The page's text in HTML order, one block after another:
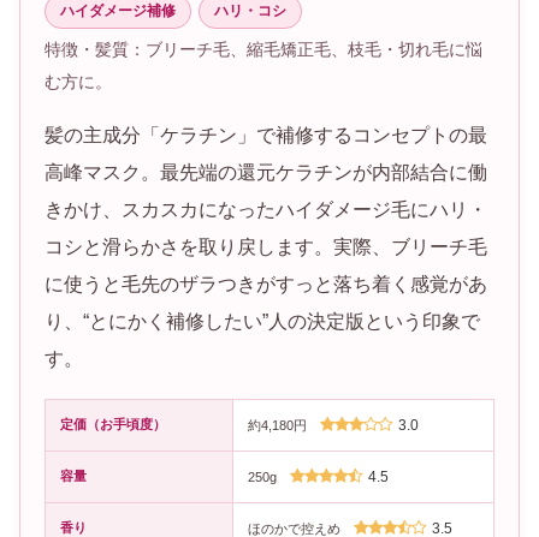
ハイダメージ補修 ハリ・コシ
特徴・髪質：ブリーチ毛、縮毛矯正毛、枝毛・切れ毛に悩
む方に。
髪の主成分「ケラチン」で補修するコンセプトの最
高峰マスク。最先端の還元ケラチンが内部結合に働
きかけ、スカスカになったハイダメージ毛にハリ・
コシと滑らかさを取り戻します。実際、ブリーチ毛
に使うと毛先のザラつきがすっと落ち着く感覚があ
り、“とにかく補修したい”人の決定版という印象で
す。
定価（お手頃度） 約4,180円 3.0
容量 250g 4.5
香り ほのかで控えめ 3.5